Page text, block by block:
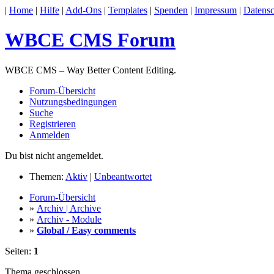
| Home | Hilfe | Add-Ons | Templates | Spenden | Impressum |
WBCE CMS Forum
WBCE CMS – Way Better Content Editing.
Forum-Übersicht
Nutzungsbedingungen
Suche
Registrieren
Anmelden
Du bist nicht angemeldet.
Themen: Aktiv | Unbeantwortet
Forum-Übersicht
» Archiv | Archive
» Archiv - Module
» Global / Easy comments
Seiten: 1
Thema geschlossen